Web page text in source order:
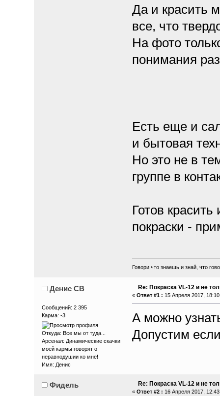
Да и красить
все, что
На фото
понимания
Есть еще и
и бытовая
Но это не в
группе в
Готов
покраски -
Говори что знаешь и знай, что
Денис СВ
Сообщений: 2 395
Карма: -3
Откуда: Все мы от туда...
Арсенал: Динамические скачки
моей кармы говорят о
неравнодушии ко мне!
Имя: Денис
Re: Покраска VL-12 и не
« Ответ #1 : 15 Апреля 2017,
А можно
Допустим
Фидель Re: Покраска VL-12 и не
« Ответ #2 : 16 Апреля 2017,